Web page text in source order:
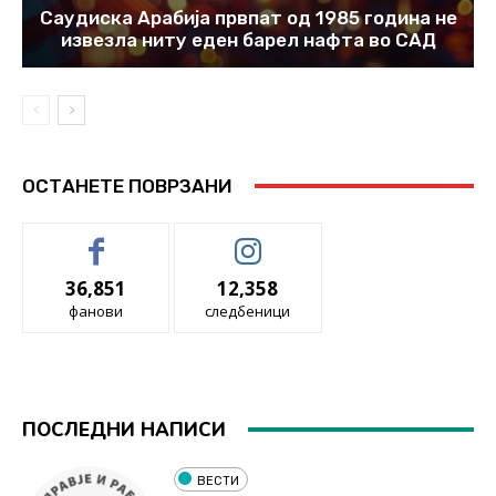
Саудиска Арабија првпат од 1985 година не
извезла ниту еден барел нафта во САД
ОСТАНЕТЕ ПОВРЗАНИ
36,851
фанови
12,358
следбеници
ПОСЛЕДНИ НАПИСИ
ВЕСТИ